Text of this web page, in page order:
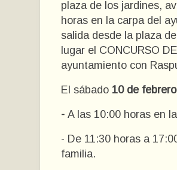
plaza de los jardines,
horas en la carpa del
salida desde la plaza
lugar el CONCURSO
ayuntamiento con
El sábado 10 de
-A las 10:00 horas en
- De 11:30 horas a
familia.